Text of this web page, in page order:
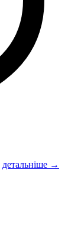
детальніше →